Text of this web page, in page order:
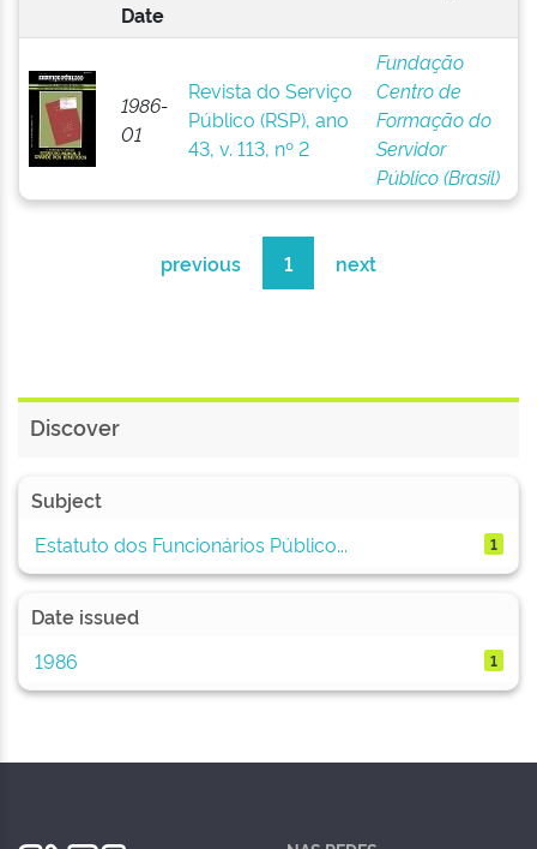
Date
1986-
01
Revista do Serviço
Público (RSP), ano
43, v. 113, nº 2
Fundação
Centro de
Formação do
Servidor
Público (Brasil)
previous 1 next
Discover
Subject
Estatuto dos Funcionários Público...
1
Date issued
1986
1